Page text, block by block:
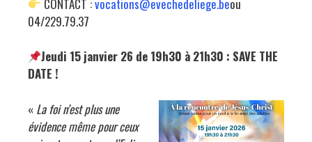
CONTACT :vocations@evechedeliege.beou
04/229.79.37
Jeudi 15 janvier 26 de 19h30 à 21h30 : SAVE THE
DATE !
« La foi n’est plus une
évidence même pour ceux